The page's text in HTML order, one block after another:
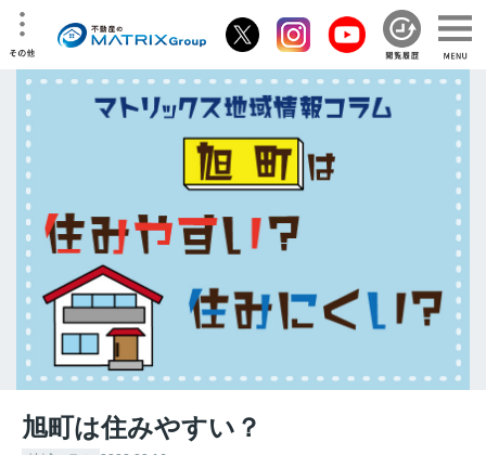
旭町は住みやすい？